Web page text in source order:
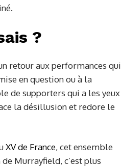
?
retour aux performances qui
en question ou à la
de supporters qui a les yeux
la désillusion et redore le
XV de France, cet ensemble
Murrayfield, c’est plus